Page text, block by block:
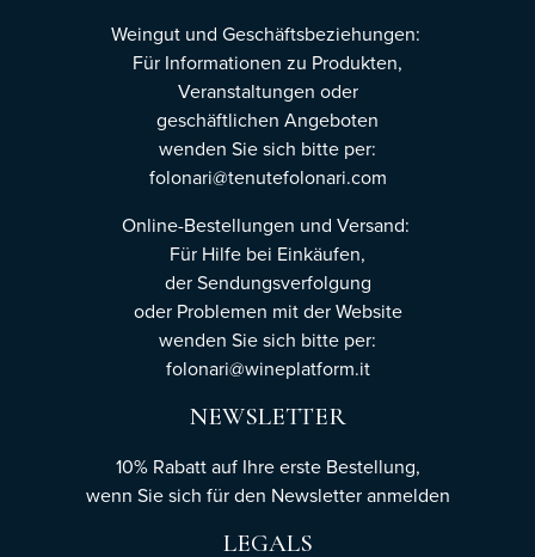
Weingut und Geschäftsbeziehungen:
Für Informationen zu Produkten,
Veranstaltungen oder
geschäftlichen Angeboten
wenden Sie sich bitte per:
folonari@tenutefolonari.com
Online-Bestellungen und Versand:
Für Hilfe bei Einkäufen,
der Sendungsverfolgung
oder Problemen mit der Website
wenden Sie sich bitte per:
folonari@wineplatform.it
NEWSLETTER
10% Rabatt auf Ihre erste Bestellung,
wenn Sie sich für den Newsletteranmelden
LEGALS